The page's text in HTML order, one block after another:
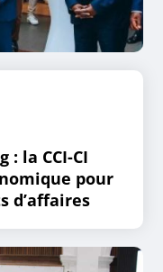
: la CCI-CI
pour
d’affaires